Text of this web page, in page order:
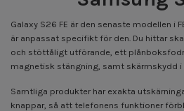
Galaxy S26 FE är den senaste modellen i
är anpassat specifikt för den. Du hittar
och stöttåligt utförande, ett
magnetisk stängning, samt skärmskydd i
Samtliga produkter har exakta
knappar, så att telefonens funktioner